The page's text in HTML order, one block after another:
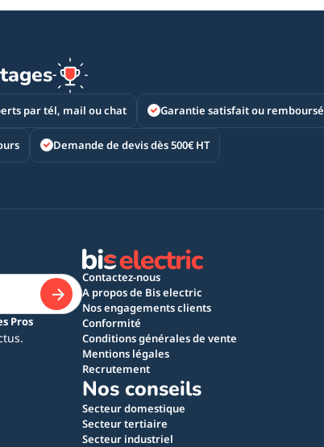
par tél, mail ou chat Garantie satisfait ou remboursé
Demande de devis dès 500€ HT
Pros
Contactez-nous
A propos de Bis electric
Nos engagements clients
Conformité
Conditions générales de vente
Mentions légales
Recrutement
Nos conseils
Secteur domestique
Secteur tertiaire
Secteur industriel